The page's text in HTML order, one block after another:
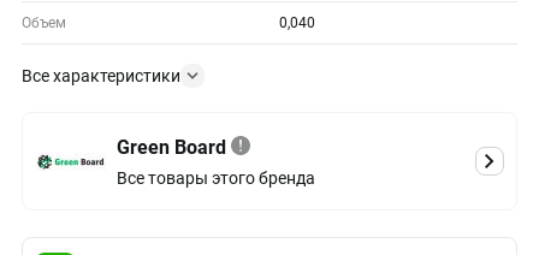
Объем 0,040
Все характеристики
Green Board
Все товары этого бренда